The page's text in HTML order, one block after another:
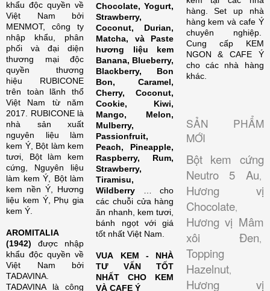
khẩu độc quyền về
Việt Nam bởi
MENMOT, công ty
nhập khẩu, phân
phối và đại diện
thương mại độc
quyền thương
hiệu RUBICONE
trên toàn lãnh thổ
Việt Nam từ năm
2017. RUBICONE là
nhà sản xuất
nguyên liệu làm
kem Ý, Bột làm kem
tươi, Bột làm kem
cứng, Nguyên liệu
làm kem Ý, Bột làm
kem nền Ý, Hương
liệu kem Ý, Phụ gia
kem Ý.
AROMITALIA
(1942) được nhập
khẩu độc quyền về
Việt Nam bởi
TADAVINA.
TADAVINA là công
Chocolate, Yogurt,
Strawberry,
Coconut, Durian,
Matcha, và Paste
hương liệu kem
Banana, Blueberry,
Blackberry, Bon
Bon, Caramel,
Cherry, Coconut,
Cookie, Kiwi,
Mango, Melon,
Mulberry,
Passionfruit,
Peach, Pineapple,
Raspberry, Rum,
Strawberry,
Tiramisu,
Wildberry … cho
các chuỗi cửa hàng
ăn nhanh, kem tươi,
bánh ngọt với giá
tốt nhất Việt Nam.
VUA KEM - NHÀ
TƯ VẤN TỐT
NHẤT CHO KEM
VÀ CAFE Ý
hàng. Set up nhà
hàng kem và cafe Ý
chuyên nghiệp.
Cung cấp KEM
NGON & CAFE Ý
cho các nhà hàng
khác.
SẢN PHẨM
MỚI
Bột kem cứng
Neutro 5 Au,
Hương vị
Chocolate,
Hương vị Mâm
xôi Đen,
Topping
Hazelnut,
Hương vị